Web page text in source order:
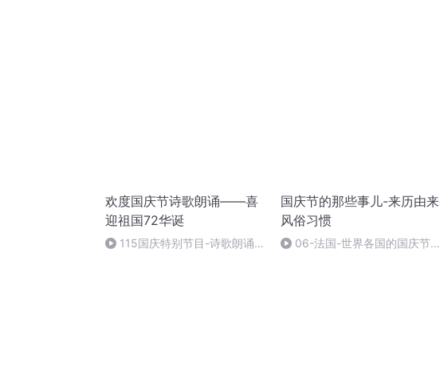
欢度国庆节诗歌朗诵——喜
迎祖国72华诞
115国庆特别节目-诗歌朗诵-
国庆节的那些事儿-来历由来
风俗习惯
06-法国-世界各国的国庆节-